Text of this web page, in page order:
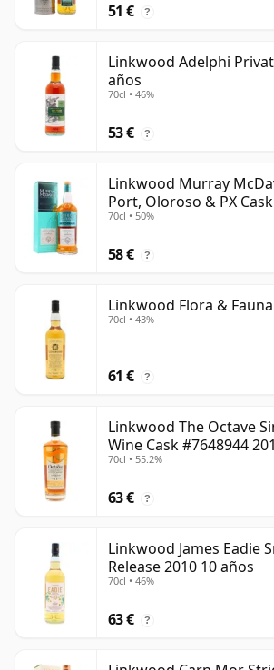
51 € ?
Linkwood Adelphi
años
70cl • 46%
53 € ?
Linkwood Murray
Port, Oloroso & PX
70cl • 50%
58 € ?
Linkwood Flora &
70cl • 43%
61 € ?
Linkwood The Octave
Wine Cask #7648944
70cl • 55.2%
63 € ?
Linkwood James Eadie
Release 2010 10 años
70cl • 46%
63 € ?